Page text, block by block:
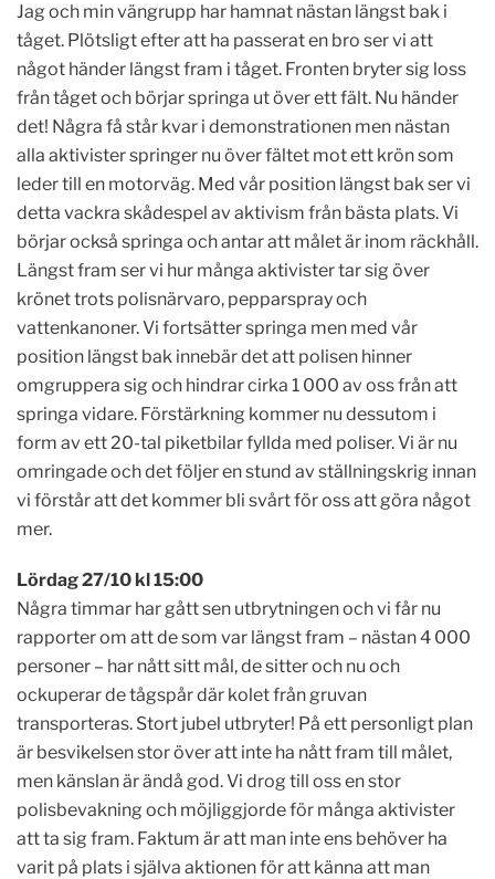
Jag och min vängrupp har hamnat nästan längst bak i
tåget. Plötsligt efter att ha passerat en bro ser vi att
något händer längst fram i tåget. Fronten bryter sig loss
från tåget och börjar springa ut över ett fält. Nu händer
det! Några få står kvar i demonstrationen men nästan
alla aktivister springer nu över fältet mot ett krön som
leder till en motorväg. Med vår position längst bak ser vi
detta vackra skådespel av aktivism från bästa plats. Vi
börjar också springa och antar att målet är inom räckhåll.
Längst fram ser vi hur många aktivister tar sig över
krönet trots polisnärvaro, pepparspray och
vattenkanoner. Vi fortsätter springa men med vår
position längst bak innebär det att polisen hinner
omgruppera sig och hindrar cirka 1 000 av oss från att
springa vidare. Förstärkning kommer nu dessutom i
form av ett 20-tal piketbilar fyllda med poliser. Vi är nu
omringade och det följer en stund av ställningskrig innan
vi förstår att det kommer bli svårt för oss att göra något
mer.
Lördag 27/10 kl 15:00
Några timmar har gått sen utbrytningen och vi får nu
rapporter om att de som var längst fram – nästan 4 000
personer – har nått sitt mål, de sitter och nu och
ockuperar de tågspår där kolet från gruvan
transporteras. Stort jubel utbryter! På ett personligt plan
är besvikelsen stor över att inte ha nått fram till målet,
men känslan är ändå god. Vi drog till oss en stor
polisbevakning och möjliggjorde för många aktivister
att ta sig fram. Faktum är att man inte ens behöver ha
varit på plats i själva aktionen för att känna att man